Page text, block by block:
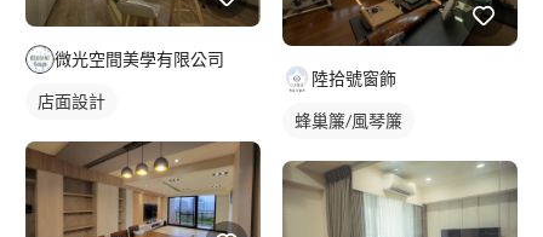
微光空間美學有限公司
店面設計
陸拾號窗飾
蜂巢簾/風琴簾